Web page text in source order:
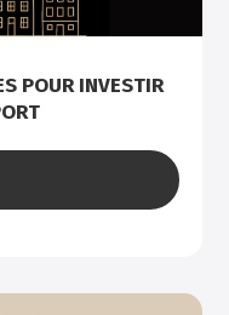
POUR INVESTIR